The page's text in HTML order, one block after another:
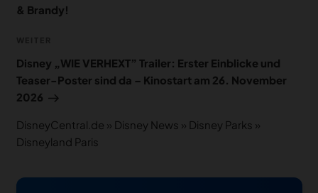
& Brandy!
Beitrag
Disney „WIE VERHEXT” Trailer: Erster Einblicke und
Teaser-Poster sind da – Kinostart am 26. November
2026
DisneyCentral.de » Disney News » Disney Parks »
Disneyland Paris